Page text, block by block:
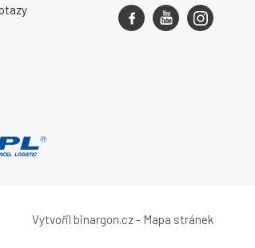
Vytvořil binargon.cz- Mapa stránek